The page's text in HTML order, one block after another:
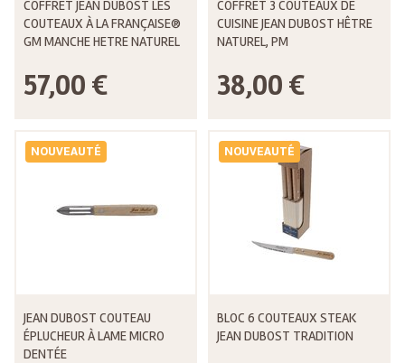
COFFRET JEAN DUBOST LES
COUTEAUX À LA FRANÇAISE®
GM MANCHE HETRE NATUREL
57,00 €
COFFRET 3 COUTEAUX DE
CUISINE JEAN DUBOST HÊTRE
NATUREL, PM
38,00 €
NOUVEAUTÉ
JEAN DUBOST COUTEAU
ÉPLUCHEUR À LAME MICRO
DENTÉE
NOUVEAUTÉ
BLOC 6 COUTEAUX STEAK
JEAN DUBOST TRADITION